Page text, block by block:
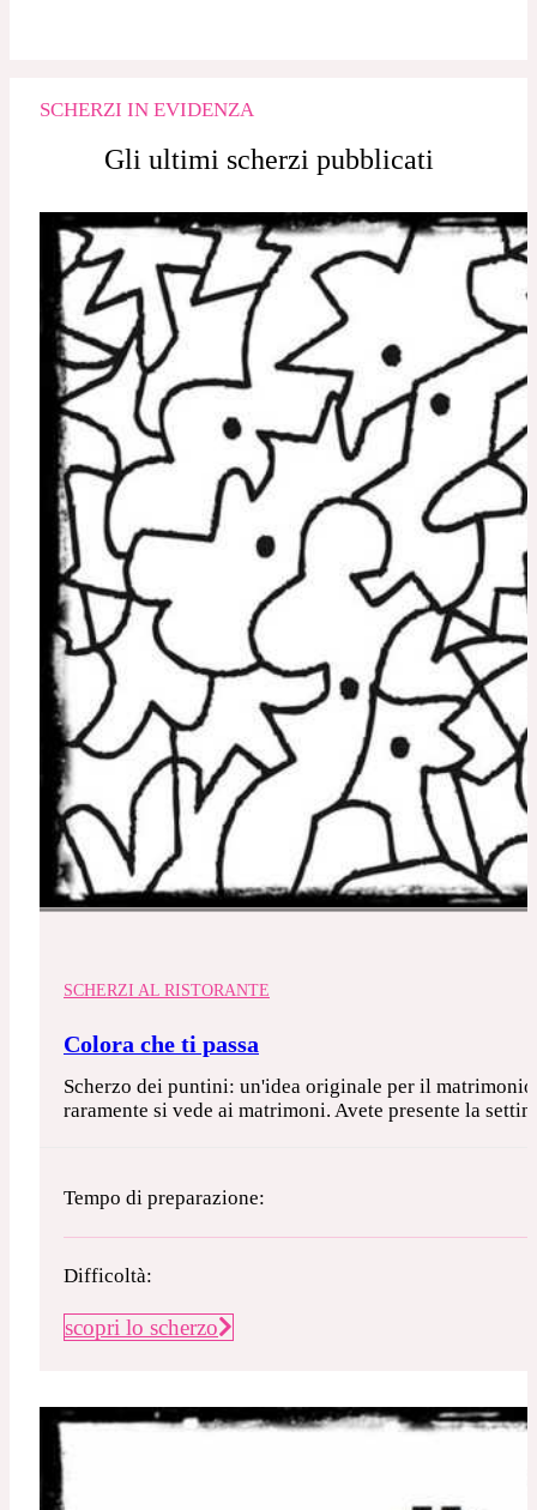
SCHERZI IN EVIDENZA
Gli ultimi scherzi pubblicati
SCHERZI AL RISTORANTE
Colora che ti passa
Scherzo dei puntini: un'idea originale per il
raramente si vede ai matrimoni. Avete presente la
Tempo di preparazione:
Difficoltà:
scopri lo scherzo